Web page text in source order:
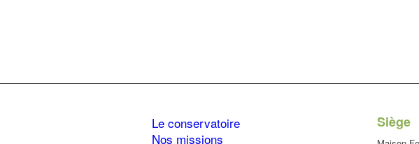
Le conservatoire
Nos missions
Siège